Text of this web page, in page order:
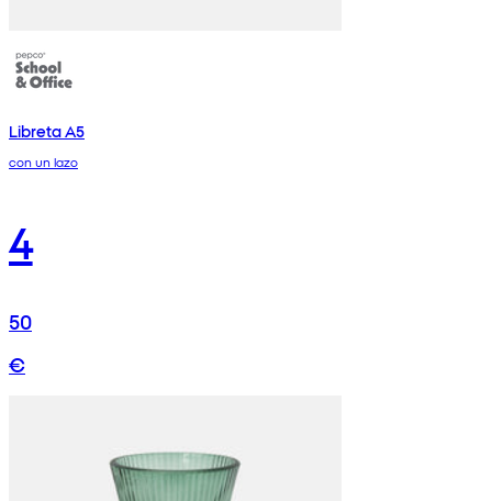
Libreta A5
con un lazo
4
50
€